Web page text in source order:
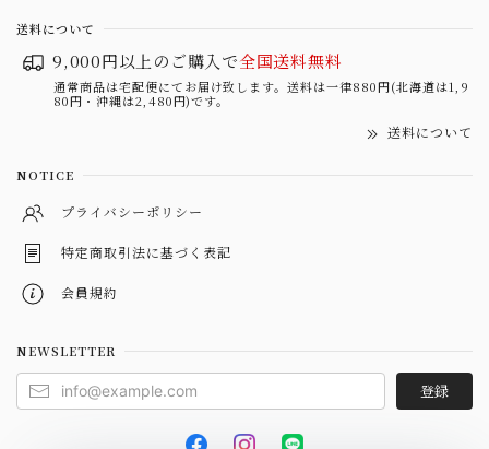
送料について
9,000円以上のご購入で全国送料無料
通常商品は宅配便にてお届け致します。送料は一律880円(北海道は1,9
80円・沖縄は2,480円)です。
送料について
NOTICE
プライバシーポリシー
特定商取引法に基づく表記
会員規約
NEWSLETTER
登録